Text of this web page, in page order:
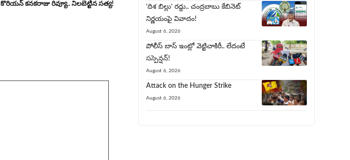
కొరియన్ కనకరాజు రివ్యూ.. నిలబెట్టిన సత్య!
‘దిశ బిల్లు’ రద్దు.. చంద్ర‌బాబు కేబినెట్
నిర్ణయంపై వివాదం!
August 6, 2026
పోలీస్ బాస్ ఇంట్లో వెట్టిచాకిరీ.. లేదంటే
సస్పెన్షన్!
August 6, 2026
Attack on the Hunger Strike
August 6, 2026